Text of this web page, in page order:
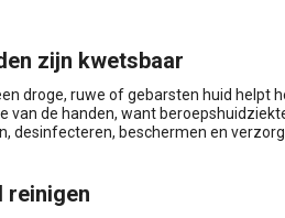
zijn kwetsbaar
droge, ruwe of gebarsten huid helpt
van de handen, want
desinfecteren, beschermen en
reinigen